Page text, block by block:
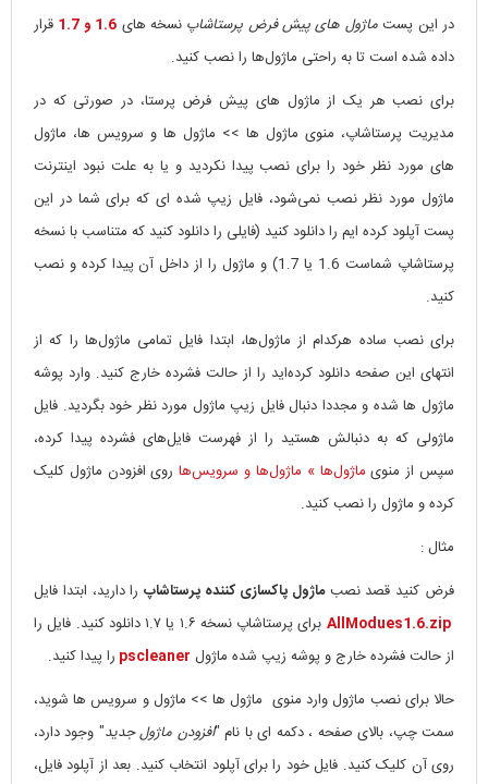
در این پستماژول های پیش فرض پرستاشاپ نسخه های 1.6 و 1.7
قرار
داده شده است تا به راحتی ماژول‌ها را نصب کنید.
برای نصب هر یک از ماژول های پیش فرض پرستا، در صورتی که در
مدیریت پرستاشاپ، منوی ماژول ها >> ماژول ها و سرویس ها، ماژول
های مورد نظر خود را برای نصب پیدا نکردید و یا به علت نبود اینترنت
ماژول مورد نظر نصب نمی‌شود، فایل زیپ شده ای که برای شما در این
پست آپلود کرده ایم را دانلود کنید (فایلی را دانلود کنید که متناسب با نسخه
پرستاشاپ شماست 1.6 یا 1.7) و ماژول را از داخل آن پیدا کرده و نصب
کنید.
برای نصب ساده هرکدام از ماژول‌ها، ابتدا فایل تمامی ماژول‌ها را که از
انتهای این صفحه دانلود کرده‌اید را از حالت فشرده خارج کنید. وارد پوشه
ماژول ها شده و مجددا دنبال فایل زیپ ماژول مورد نظر خود بگردید. فایل
ماژولی که به دنبالش هستید را از فهرست فایل‌های فشرده پیدا کرده،
سپس از منوی ماژول‌ها » ماژول‌ها و سرویس‌‌هاروی افزودن ماژول کلیک
کرده و ماژول را نصب کنید.
مثال :
فرض کنید قصد نصبماژول پاکسازی کننده پرستاشاپرا دارید، ابتدا فایل
AllModues1.6.zip
برای پرستاشاپ نسخه ۱.۶ یا ۱.۷ دانلود کنید. فایل را
از حالت فشرده خارج و پوشه زیپ شده ماژول pscleaner را پیدا کنید.
حالا برای نصب ماژول وارد منوی ماژول ها >> ماژول و سرویس ها شوید،
سمت چپ، بالای صفحه ، دکمه ای با نام "افزودن ماژول جدید" وجود دارد،
روی آن کلیک کنید. فایل خود را برای آپلود انتخاب کنید. بعد از آپلود فایل،